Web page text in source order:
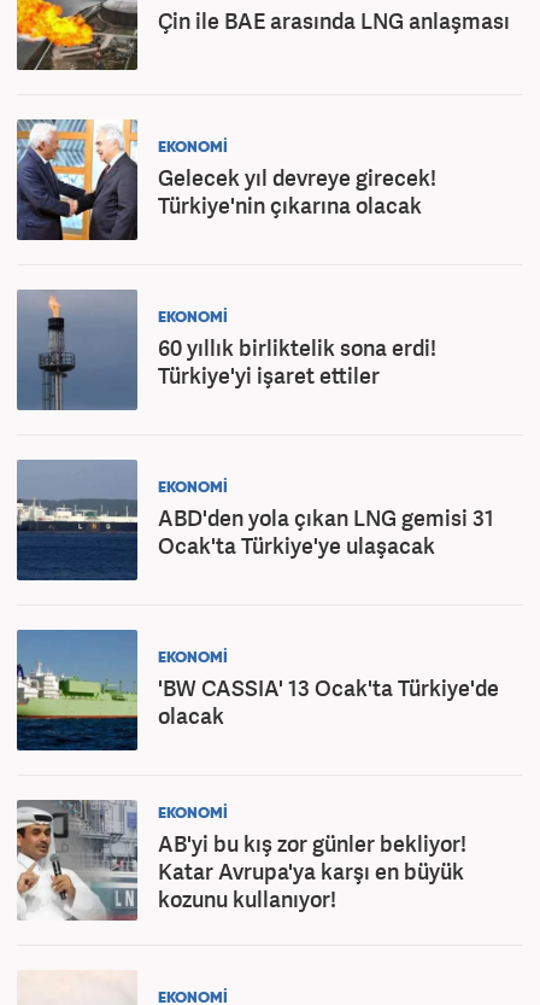
Çin ile BAE arasında LNG anlaşması
EKONOMİ
Gelecek yıl devreye girecek!
Türkiye'nin çıkarına olacak
EKONOMİ
60 yıllık birliktelik sona erdi!
Türkiye'yi işaret ettiler
EKONOMİ
ABD'den yola çıkan LNG gemisi 31
Ocak'ta Türkiye'ye ulaşacak
EKONOMİ
'BW CASSIA' 13 Ocak'ta Türkiye'de
olacak
EKONOMİ
AB'yi bu kış zor günler bekliyor!
Katar Avrupa'ya karşı en büyük
kozunu kullanıyor!
EKONOMİ